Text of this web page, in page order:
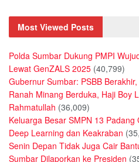
Most Viewed Posts
Polda Sumbar Dukung PMPI
Lewat GenZALS 2025 (40,799)
Gubernur Sumbar: PSBB
Ranah Minang Berduka, Haji Boy
Rahmatullah (36,009)
Keluarga Besar SMPN 13
Deep Learning dan Keakraban
Senin Depan Tidak Juga Cair
Sumbar Dilaporkan ke Presiden